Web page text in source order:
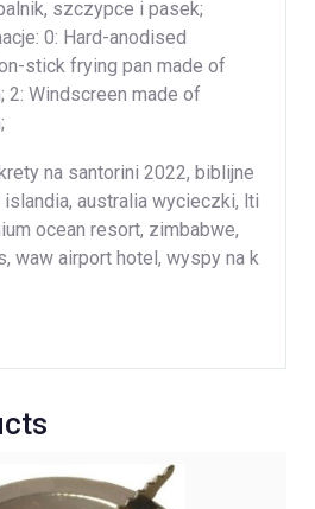
szczypce i pasek;
0: Hard-anodised
stick frying pan made of
2: Windscreen made of
na santorini 2022, biblijne
australia wycieczki, lti
ocean resort, zimbabwe,
waw airport hotel, wyspy na k